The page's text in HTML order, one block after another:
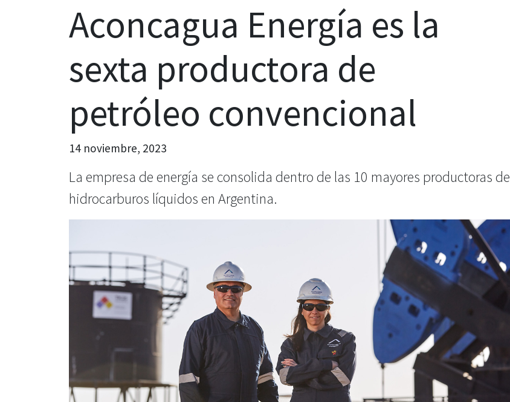
Aconcagua Energía es la
sexta productora de
petróleo convencional
14 noviembre, 2023
La empresa de energía se consolida dentro de las 10 mayores productoras de
hidrocarburos líquidos en Argentina.